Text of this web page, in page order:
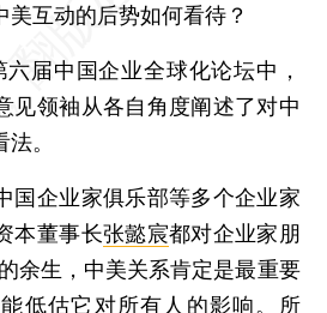
互动的后势如何看待？
届中国企业全球化论坛中，
见领袖从各自角度阐述了对中
。
企业家俱乐部等多个企业家
本董事长张懿宸都对企业家朋
余生，中美关系肯定是最重要
低估它对所有人的影响。所